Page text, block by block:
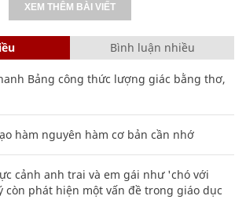
XEM THÊM BÀI VIẾT
Bình luận nhiều
Bảng công thức lượng giác bằng thơ,
hàm nguyên hàm cơ bản cần nhớ
cảnh anh trai và em gái như 'chó với
còn phát hiện một vấn đề trong giáo dục